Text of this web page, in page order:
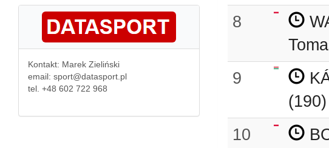
Kontakt: Marek Zieliński
email: sport@datasport.pl
tel. +48 602 722 968
8
9
(190)
10